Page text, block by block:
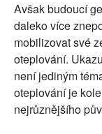
Avšak budoucí
daleko více
mobilizovat své
oteplování.
není jediným
oteplování je
nejrůznějšího